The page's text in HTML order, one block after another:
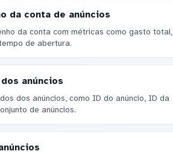
da conta de anúncios
da conta com métricas como gasto total,
de abertura.
anúncios
dos anúncios, como ID do anúncio, ID da
de anúncios.